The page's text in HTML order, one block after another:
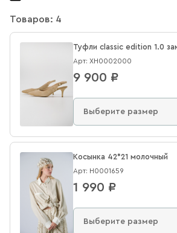
Товаров: 4
Туфли classic edition 1.0
Арт: XН0002000
9 900 ₽
Косынка 42*21 молочный
Арт: Н0001659
1 990 ₽